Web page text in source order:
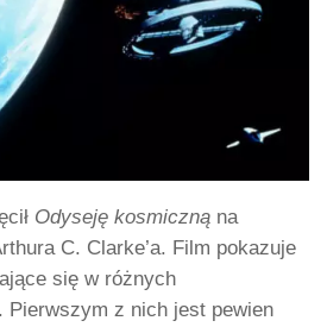
Odyseję kosmiczną na
C. Clarke’a. Film pokazuje
się w różnych
Pierwszym z nich jest pewien